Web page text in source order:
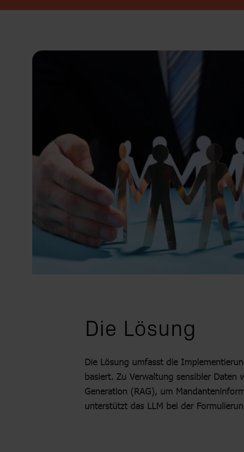
Die Lösung
Die Lösung umfasst die
basiert. Zu Verwaltung sensibler Daten
Generation (RAG), um
unterstützt das LLM bei der